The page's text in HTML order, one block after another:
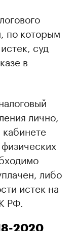
по которым
суд
в
лично,
либо
истек на
РФ.
2020